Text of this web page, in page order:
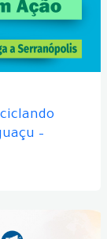
–